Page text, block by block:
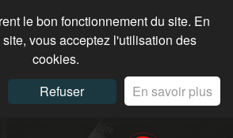
le bon fonctionnement du site. En
vous acceptez l'utilisation des
cookies.
Refuser En savoir plus